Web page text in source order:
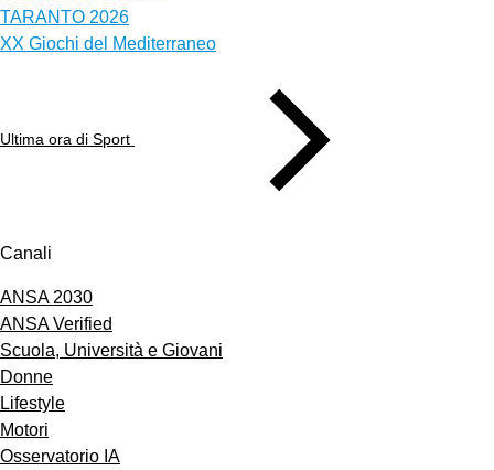
TARANTO 2026
XX Giochi del Mediterraneo
Ultima ora di Sport
Canali
ANSA 2030
ANSA Verified
Scuola, Università e Giovani
Donne
Lifestyle
Motori
Osservatorio IA